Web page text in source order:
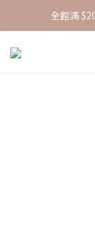
全館滿
全館滿
綁定